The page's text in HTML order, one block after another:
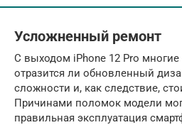
Усложненный ремонт
С выходом iPhone 12 Pro
отразится ли обновленный
сложности и, как следствие,
Причинами поломок модели
правильная эксплуатация